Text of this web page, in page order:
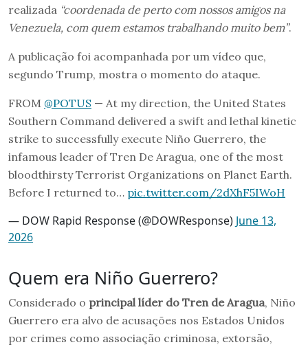
realizada “coordenada de perto com nossos amigos na
Venezuela, com quem estamos trabalhando muito bem”.
A publicação foi acompanhada por um vídeo que,
segundo Trump, mostra o momento do ataque.
FROM @POTUS — At my direction, the United States
Southern Command delivered a swift and lethal kinetic
strike to successfully execute Niño Guerrero, the
infamous leader of Tren De Aragua, one of the most
bloodthirsty Terrorist Organizations on Planet Earth.
Before I returned to… pic.twitter.com/2dXhF5IWoH
— DOW Rapid Response (@DOWResponse) June 13,
2026
Quem era Niño Guerrero?
Considerado o principal líder do Tren de Aragua, Niño
Guerrero era alvo de acusações nos Estados Unidos
por crimes como associação criminosa, extorsão,